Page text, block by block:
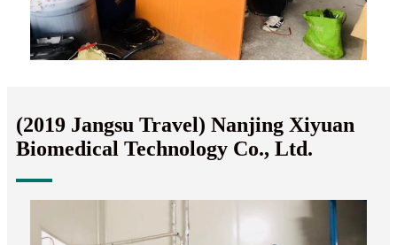
(2019 Jangsu Travel) Nanjing Xiyuan
Biomedical Technology Co., Ltd.